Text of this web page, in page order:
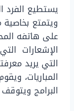
يستطيع الفرد
ويتمتع
على هاتفه
الإشعارات
التي يريد
المباريات،
البرامج